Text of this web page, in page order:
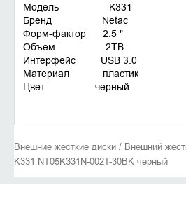
Модель K331
Бренд Netac
Форм-фактор 2.5 "
Объем 2TB
Интерфейс USB 3.0
Материал пластик
Цвет черный
Внешние жесткие диски / Внешний
K331 NT05K331N-002T-30BK черный